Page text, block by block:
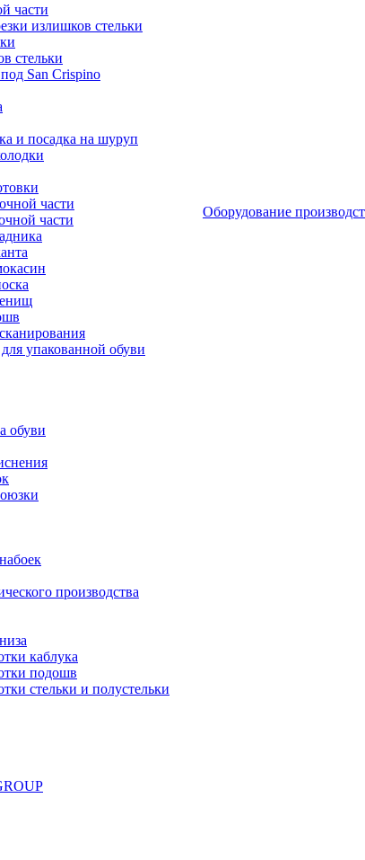
части
излишков стельки
стельки
San Crispino
и посадка на шуруп
части
части
упакованной обуви
обуви
производства
каблука
подошв
стельки и полустельки
Оборудование